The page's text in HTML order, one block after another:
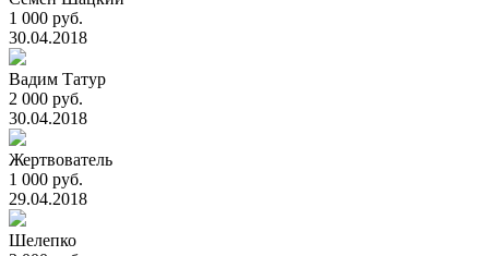
1 000 руб.
30.04.2018
Вадим Татур
2 000 руб.
30.04.2018
Жертвователь
1 000 руб.
29.04.2018
Шелепко